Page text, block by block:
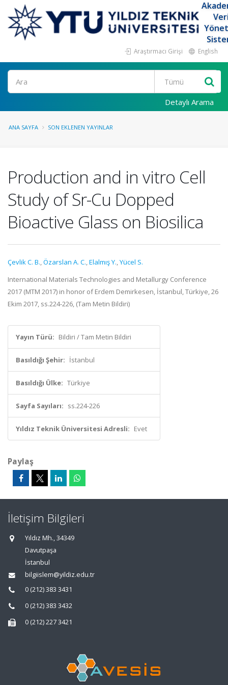
Araştırmacı Girişi English
Ara
Detaylı Arama
ANA SAYFA SON EKLENEN YAYINLAR
Production and in vitro Cell
Study of Sr-Cu Dopped
Bioactive Glass on Biosilica
Çevlik C. B.,Özarslan A. C.,Elalmış Y.,Yücel S.
International Materials Technologies and Metallurgy Conference
2017 (MTM 2017) in honor of Erdem Demirkesen, İstanbul, Türkiye, 26
Ekim 2017, ss.224-226, (Tam Metin Bildiri)
Yayın Türü: Bildiri / Tam Metin Bildiri
Basıldığı Şehir: İstanbul
Basıldığı Ülke: Türkiye
Sayfa Sayıları: ss.224-226
Yıldız Teknik Üniversitesi Adresli: Evet
Paylaş
İletişim Bilgileri
Yıldız Mh., 34349
Davutpaşa
İstanbul
bilgiislem@yildiz.edu.tr
0 (212) 383 3431
0 (212) 383 3432
0 (212) 227 3421